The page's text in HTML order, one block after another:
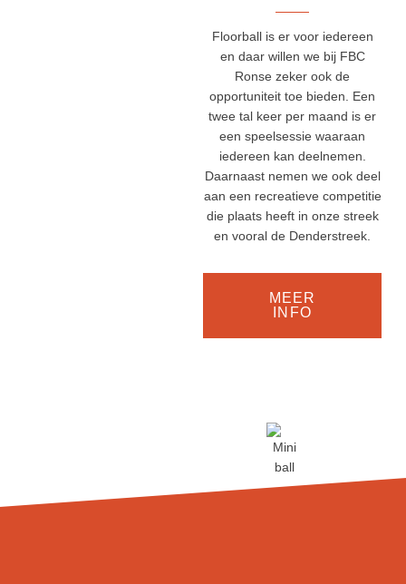
Floorball is er voor iedereen
en daar willen we bij FBC
Ronse zeker ook de
opportuniteit toe bieden. Een
twee tal keer per maand is er
een speelsessie waaraan
iedereen kan deelnemen.
Daarnaast nemen we ook deel
aan een recreatieve competitie
die plaats heeft in onze streek
en vooral de Denderstreek.
MEER
INFO